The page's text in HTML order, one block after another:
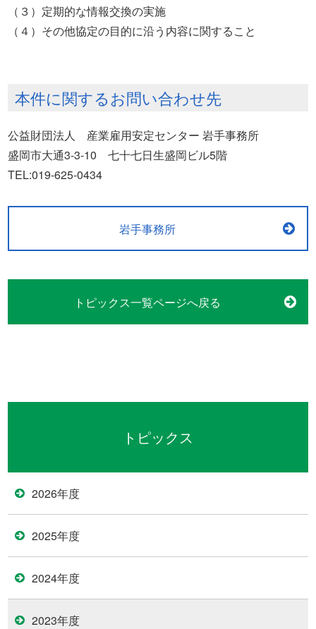
（３）定期的な情報交換の実施
（４）その他協定の目的に沿う内容に関すること
本件に関するお問い合わせ先
公益財団法人 産業雇用安定センター 岩手事務所
盛岡市大通3-3-10 七十七日生盛岡ビル5階
TEL:019-625-0434
岩手事務所
トピックス一覧ページへ戻る
トピックス
2026年度
2025年度
2024年度
2023年度